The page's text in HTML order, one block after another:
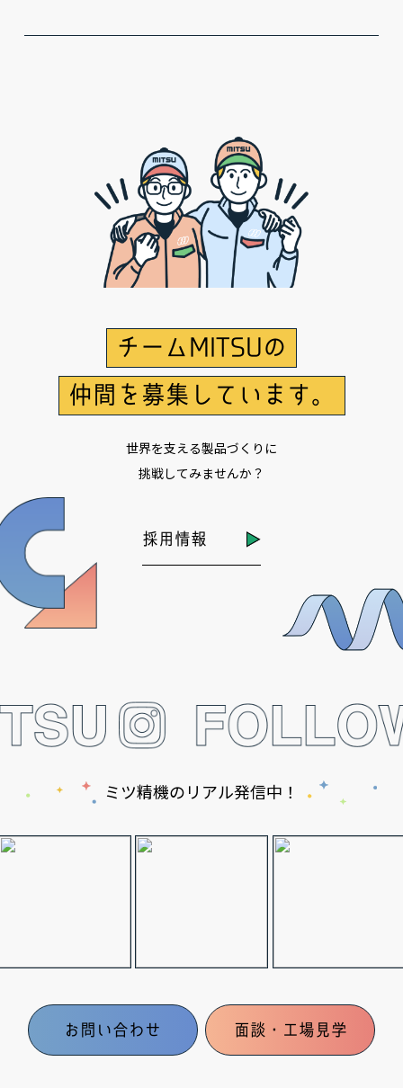
チームMITSUの
仲間を募集しています。
世界を支える製品づくりに
挑戦してみませんか？
採用情報
ミツ精機のリアル発信中！
お問い合わせ 面談・工場見学